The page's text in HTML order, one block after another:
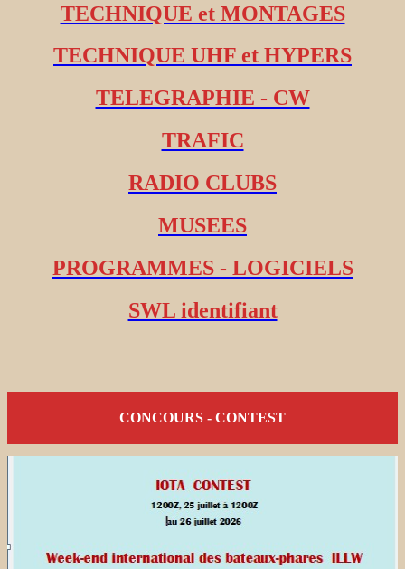
TECHNIQUE et MONTAGES
TECHNIQUE UHF et HYPERS
TELEGRAPHIE - CW
TRAFIC
RADIO CLUBS
MUSEES
PROGRAMMES - LOGICIELS
SWL identifiant
CONCOURS - CONTEST